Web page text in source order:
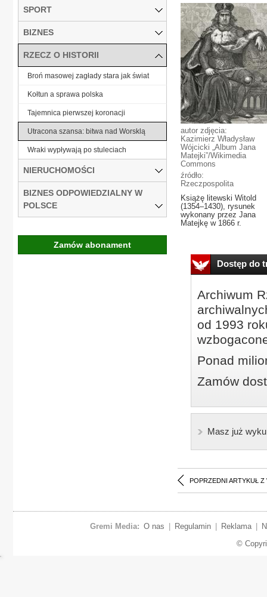
autor zdjęcia:
Kazimierz Władysław
Wójcicki „Album Jana
Matejki”/Wikimedia
Commons
źródło:
Rzeczpospolita
Książę litewski Witold
(1354–1430), rysunek
wykonany przez Jana
Matejkę w 1866 r.
Dostęp do
Archiwum
od 1993
Ponad
Zamów
Masz już
POPRZEDNI ARTYKUŁ Z
SPORT
BIZNES
RZECZ O HISTORII
Broń masowej zagłady stara jak świat
Kołtun a sprawa polska
Tajemnica pierwszej koronacji
Utracona szansa: bitwa nad Worsklą
Wraki wypływają po stuleciach
NIERUCHOMOŚCI
BIZNES ODPOWIEDZIALNY W
POLSCE
Zamów abonament
Gremi Media: O nas Regulamin Reklama
©